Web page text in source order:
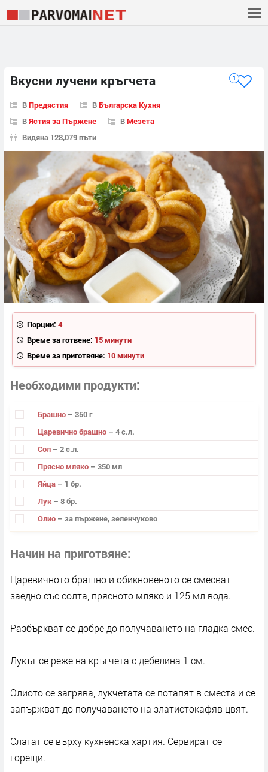
Вкусни лучени кръгчета 1
ВПредястия ВБългарска Кухня
ВЯстия за Пържене ВМезета
Видяна 128,079 пъти
Порции: 4
Време за готвене: 15 минути
Време за приготвяне: 10 минути
Необходими продукти
Брашно – 350 г
Царевично брашно – 4 с.л.
Сол – 2 с.л.
Прясно мляко – 350 мл
Яйца – 1 бр.
Лук – 8 бр.
Олио – за пържене, зеленчуково
Начин на приготвяне
Царевичното брашно и обикновеното се смесват
заедно със солта, прясното мляко и 125 мл вода.
Разбъркват се добре до получаването на гладка смес.
Лукът се реже на кръгчета с дебелина 1 см.
Олиото се загрява, лукчетата се потапят в сместа и се
запържват до получаването на златистокафяв цвят.
Слагат се върху кухненска хартия. Сервират се
горещи.